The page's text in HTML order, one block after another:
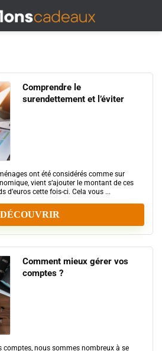
Comprendre le
surendettement et l’éviter
ont été considérés comme sur
vient s’ajouter le montant de ces
d’euros cette fois-ci. Cela vous ...
DÉCOUVRIR
Comment mieux gérer vos
comptes ?
comptes, nous sommes nombreux à se